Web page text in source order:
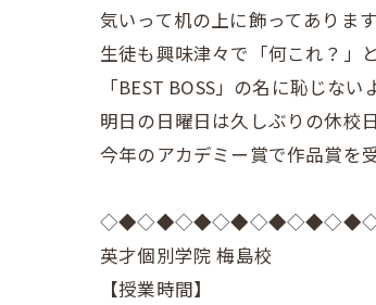
気いって机の上に飾ってあります
生徒も興味津々で「何これ？」
「BEST BOSS」の名に恥じな
明日の日曜日は久しぶりの休校日
今年のアカデミー賞で作品賞を
英才個別学院 梅島校
【授業時間】